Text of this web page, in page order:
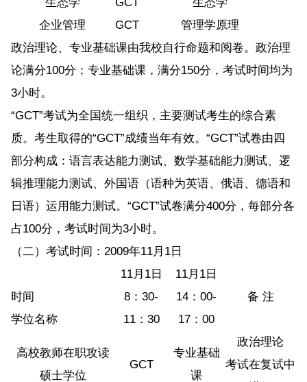
企业管理
GCT
管理学原理
政治理论、专业基础课由我校自行命题和阅卷。政治理
论满分100分；专业基础课，满分150分，考试时间均为
3小时。
“GCT”考试为全国统一组织，主要测试考生的综合素
质。考生取得的“GCT”成绩当年有效。“GCT”试卷由四
部分构成：语言表达能力测试、数学基础能力测试、逻
辑推理能力测试、外国语（语种为英语、俄语、德语和
日语）运用能力测试。“GCT”试卷满分400分，每部分各
占100分，考试时间为3小时。
（二）考试时间：2009年11月1日
时间
学位名称
11月1日
8：30-
11：30
11月1日
14：00-
17：00
备 注
高校教师在职攻读
硕士学位
GCT
专业基础
课
政治理论
考试在复试中